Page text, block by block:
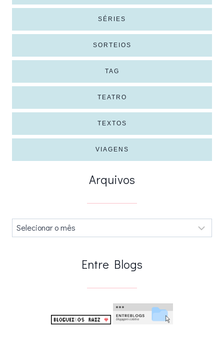
SÉRIES
SORTEIOS
TAG
TEATRO
TEXTOS
VIAGENS
Arquivos
Arquivos
Entre Blogs